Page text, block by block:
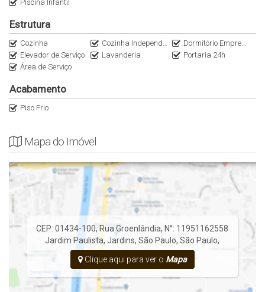
Piscina Infantil
Estrutura
Cozinha Cozinha Independente
Dormitório Empregada
Elevador de Serviço
Lavanderia
Portaria 24h
Área de Serviço
Acabamento
Piso Frio
Mapa do Imóvel
CEP: 01434-100, Rua Groenlândia, N°: 11951162558
Jardim Paulista,Jardins,São Paulo,São Paulo,
Clique aqui para ver o Mapa